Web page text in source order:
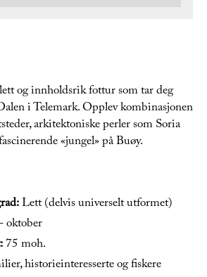
og innholdsrik fottur som tar deg
i Telemark. Opplev kombinasjonen
arkitektoniske perler som Soria
«jungel» på Buøy.
Lett (delvis universelt utformet)
75 moh.
historieinteresserte og fiskere